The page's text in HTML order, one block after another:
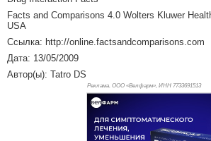
Facts and Comparisons 4.0 Wolters Kluwer
USA
Ссылка: http://online.factsandcomparisons.com
Дата: 13/05/2009
Автор(ы): Tatro DS
Реклама. ООО «Велфарм», ИНН 7733691513